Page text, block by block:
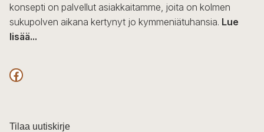
konsepti on palvellut asiakkaitamme, joita on kolmen
sukupolven aikana kertynyt jo kymmeniätuhansia. Lue
lisää...
F
c
Tilaa uutiskirje